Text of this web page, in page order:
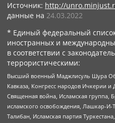
Источник: http://
данные на 24.03.2022
* Единый федеральный
иностранных и
в соответствии с
террористическими:
Высший военный Маджлисуль Шура
Кавказа, Конгресс народов Ичкерии и
Священная война, Исламская группа,
исламского освобождения, Лашкар-И-
Талибан, Исламская партия